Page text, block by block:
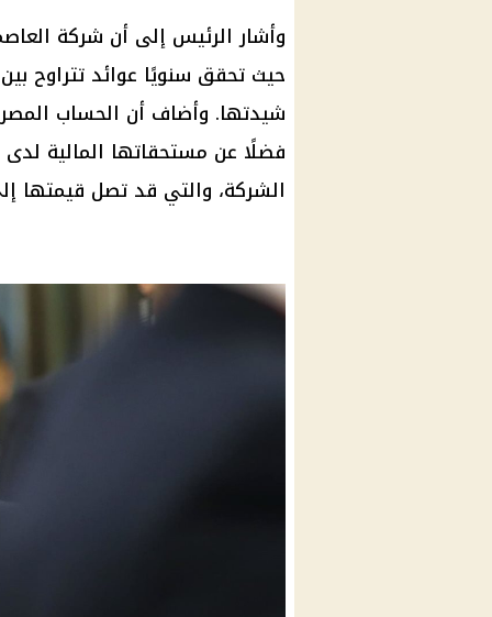
وأشار الرئيس إلى أن شركة
فضلًا عن مستحقاتها المالية لدى
الشركة، والتي قد تصل قيمتها إلى ما بين 150